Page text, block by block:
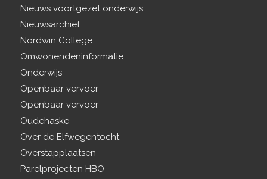
Nieuws voortgezet onderwijs
Nieuwsarchief
Nordwin College
Omwonendeninformatie
Onderwijs
Openbaar vervoer
Openbaar vervoer
Oudehaske
Over de Elfwegentocht
Overstapplaatsen
Parelprojecten HBO